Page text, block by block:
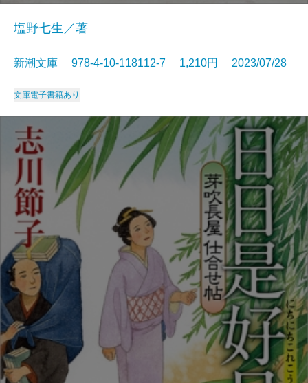
塩野七生／著
新潮文庫 978-4-10-118112-7 1,210円 2023/07/28
文庫電子書籍あり